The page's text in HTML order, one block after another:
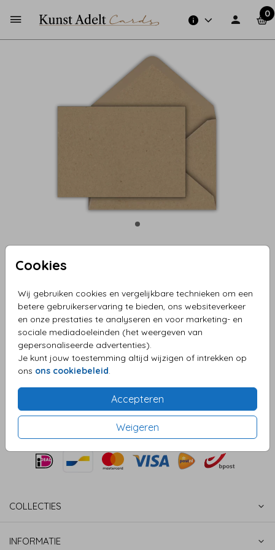
0
Cookies
Wij gebruiken cookies en vergelijkbare technieken om een
betere gebruikerservaring te bieden, ons websiteverkeer
en onze prestaties te analyseren en voor marketing- en
sociale mediadoeleinden (het weergeven van
gepersonaliseerde advertenties).
Je kunt jouw toestemming altijd wijzigen of intrekken op
ons ons cookiebeleid.
Accepteren
Weigeren
Zand (recycled) 15,6 X 22
Aantal x 1 Prijs:€ 0,50
OMSCHRIJVING
zand (recycled) 15,6 x 22
per 1
COLLECTIES
INFORMATIE